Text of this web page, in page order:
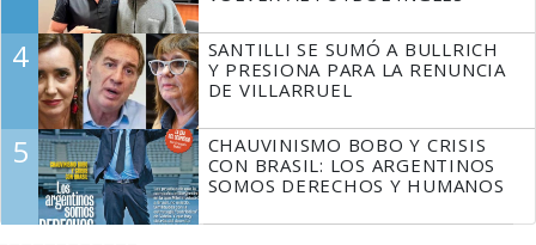
4
SANTILLI SE SUMÓ A BULLRICH
Y PRESIONA PARA LA RENUNCIA
DE VILLARRUEL
5
CHAUVINISMO BOBO Y CRISIS
CON BRASIL: LOS ARGENTINOS
SOMOS DERECHOS Y HUMANOS